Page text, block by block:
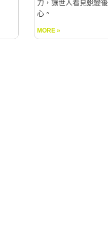
力，讓世人看見蛻變
心。
MORE »